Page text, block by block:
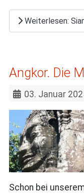
Weiterlesen:
Angkor. Die
03. Januar
Schon bei